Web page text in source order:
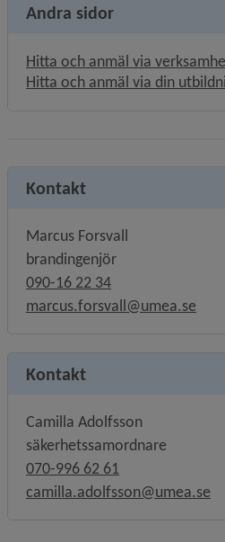
Andra sidor
Hitta och anmäl via
Hitta och anmäl via din
Kontakt
Marcus Forsvall
brandingenjör
090-16 22 34
marcus.forsvall@umea.se
Kontakt
Camilla Adolfsson
säkerhetssamordnare
070-996 62 61
camilla.adolfsson@umea.se